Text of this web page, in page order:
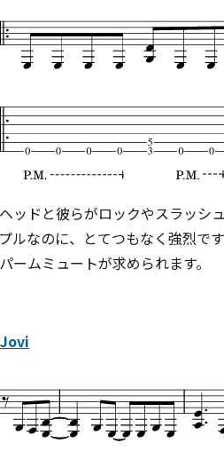
ッドと彼らがロックやスラッシ
ルなのに、とてつもなく強烈で
ームミュートが求められます。